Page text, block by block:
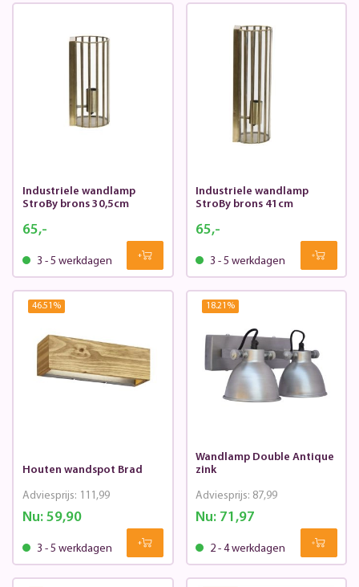
Industriele wandlamp
StroBy brons 30,5cm
65,-
3 - 5 werkdagen
Industriele wandlamp
StroBy brons 41cm
65,-
3 - 5 werkdagen
46.51 %
Houten wandspot Brad
Nu:59,90
Adviesprijs: 111,99
3 - 5 werkdagen
18.21 %
Wandlamp Double Antique
zink
Nu: 71,97
Adviesprijs: 87,99
2 - 4 werkdagen